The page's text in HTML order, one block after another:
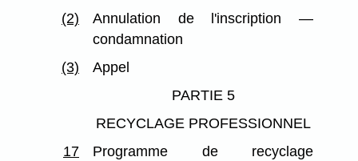
(2)
Annulation de l'inscription —
condamnation
(3)
Appel
PARTIE 5
RECYCLAGE PROFESSIONNEL
17
Programme de recyclage